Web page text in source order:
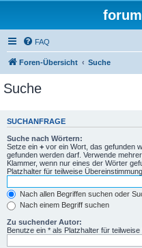
FAQ
Foren-Übersicht Suche
Suche
SUCHANFRAGE
Suche nach Wörtern:
Setze ein + vor ein Wort, das gefunden
gefunden werden darf. Verwende
Klammer, wenn nur eines der Wörter
Platzhalter für teilweise
Nach allen Begriffen suchen oder
Nach einem Begriff suchen
Zu suchender Autor:
Benutze ein * als Platzhalter für teilweise